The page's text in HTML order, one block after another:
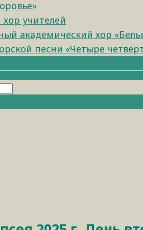
учителей
академический хор
песни «Четыре